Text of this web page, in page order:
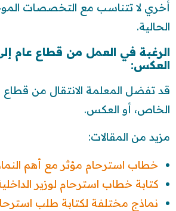
أخري لا تتناسب مع التخصصات
الحالية.
الرغبة في العمل من قطاع عام
العكس:
قد تفضل المعلمة الانتقال من قطاع
الخاص، أو العكس.
مزيد من المقالات:
خطاب استرحام مؤثر مع أهم
كتابة خطاب استرحام لوزير
نماذج مختلفة لكتابة طلب